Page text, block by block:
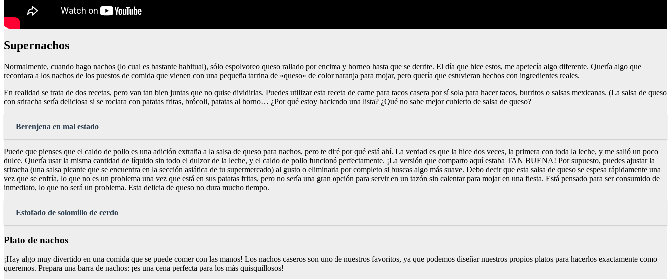
Supernachos
Normalmente, cuando hago nachos (lo cual es bastante habitual), sólo espolvoreo queso rallado por encima y horneo hasta que se derrite. El día que hice estos, me apetecía algo diferente. Quería algo que
recordara a los nachos de los puestos de comida que vienen con una pequeña tarrina de «queso» de color naranja para mojar, pero quería que estuvieran hechos con ingredientes reales.
En realidad se trata de dos recetas, pero van tan bien juntas que no quise dividirlas. Puedes utilizar esta receta de carne para tacos casera por sí sola para hacer tacos, burritos o salsas mexicanas. (La salsa de queso
con sriracha sería deliciosa si se rociara con patatas fritas, brócoli, patatas al horno… ¿Por qué estoy haciendo una lista? ¿Qué no sabe mejor cubierto de salsa de queso?
Berenjena en mal estado
Puede que pienses que el caldo de pollo es una adición extraña a la salsa de queso para nachos, pero te diré por qué está ahí. La verdad es que la hice dos veces, la primera con toda la leche, y me salió un poco
dulce. Quería usar la misma cantidad de líquido sin todo el dulzor de la leche, y el caldo de pollo funcionó perfectamente. ¡La versión que comparto aquí estaba TAN BUENA! Por supuesto, puedes ajustar la
sriracha (una salsa picante que se encuentra en la sección asiática de tu supermercado) al gusto o eliminarla por completo si buscas algo más suave. Debo decir que esta salsa de queso se espesa rápidamente una
vez que se enfría, lo que no es un problema una vez que está en sus patatas fritas, pero no sería una gran opción para servir en un tazón sin calentar para mojar en una fiesta. Está pensado para ser consumido de
inmediato, lo que no será un problema. Esta delicia de queso no dura mucho tiempo.
Estofado de solomillo de cerdo
Plato de nachos
¡Hay algo muy divertido en una comida que se puede comer con las manos! Los nachos caseros son uno de nuestros favoritos, ya que podemos diseñar nuestros propios platos para hacerlos exactamente como
queremos. Prepara una barra de nachos: ¡es una cena perfecta para los más quisquillosos!